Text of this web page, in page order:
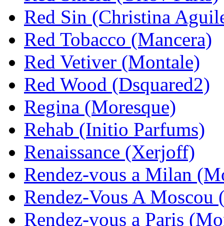
Red Sin (Christina
Red Tobacco (Mancera)
Red Vetiver (Montale)
Red Wood (Dsquared2)
Regina (Moresque)
Rehab (Initio Parfums)
Renaissance (Xerjoff)
Rendez-vous a Milan
Rendez-Vous A Moscou
Rendez-vous a Paris